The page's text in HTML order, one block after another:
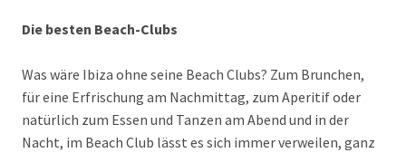
Die besten Beach-Clubs
Was wäre Ibiza ohne seine Beach Clubs? Zum Brunchen,
für eine Erfrischung am Nachmittag, zum Aperitif oder
natürlich zum Essen und Tanzen am Abend und in der
Nacht, im Beach Club lässt es sich immer verweilen, ganz